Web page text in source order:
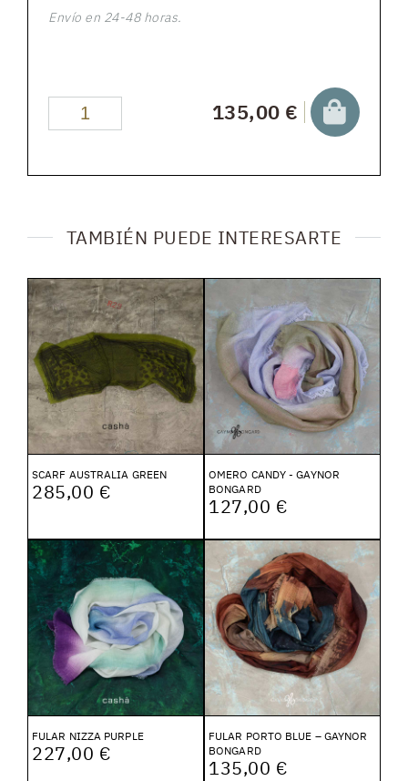
Envío en 24-48 horas.
135,00 €
TAMBIÉN PUEDE INTERESARTE
SCARF AUSTRALIA GREEN
285,00 €
OMERO CANDY - GAYNOR
BONGARD
127,00 €
FULAR NIZZA PURPLE
227,00 €
FULAR PORTO BLUE – GAYNOR
BONGARD
135,00 €